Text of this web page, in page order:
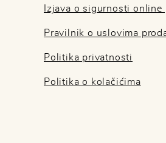
Izjava o sigurnosti online
Pravilnik o uslovima
Politika privatnosti
Politika o kolačićima